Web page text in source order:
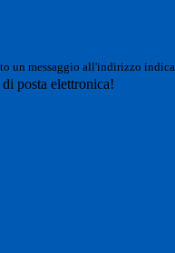
un messaggio all'indirizzo
posta elettronica!